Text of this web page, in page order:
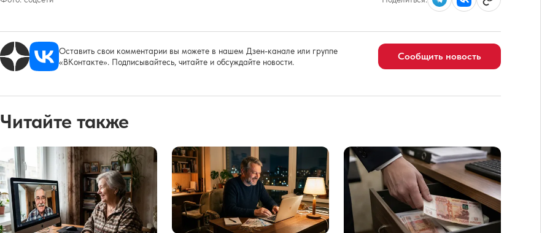
Оставить свои комментарии вы можете в нашем Дзен-канале или группе
«ВКонтакте». Подписывайтесь, читайте и обсуждайте новости.
Сообщить новость
Читайте также